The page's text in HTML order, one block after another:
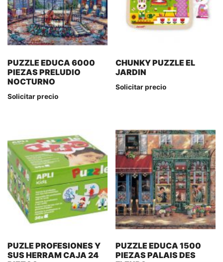
PUZZLE EDUCA 6000
PIEZAS PRELUDIO
NOCTURNO
Solicitar precio
CHUNKY PUZZLE EL
JARDIN
Solicitar precio
PUZLE PROFESIONES Y
SUS HERRAM CAJA 24
PUZZLE EDUCA 1500
PIEZAS PALAIS DES